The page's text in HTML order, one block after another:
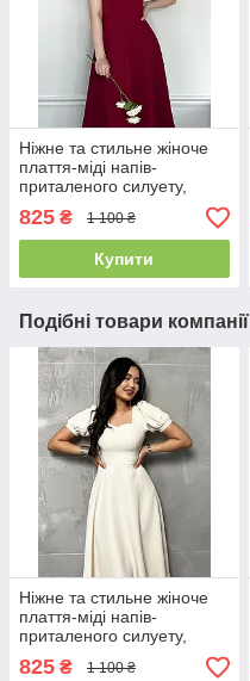
Ніжне та стильне жіноче
плаття-міді напів-
приталеного силуету,
бордове
825 ₴ 1 100 ₴
Купити
Подібні товари компанії
Ніжне та стильне жіноче
плаття-міді напів-
приталеного силуету,
825 ₴ 1 100 ₴